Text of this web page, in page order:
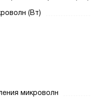
(Вт)
микроволн